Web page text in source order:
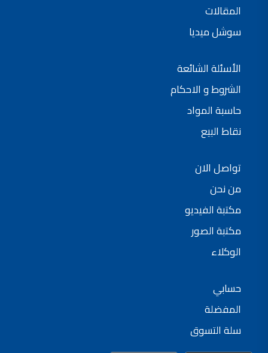
المقالات
سوشل ميديا
الأسئلة الشائعة
الشروط و الاحكام
حاسبة المواد
نقاط البيع
تواصل الان
من نحن
مكتبة الفيديو
مكتبة الصور
الوكلاء
حسابي
المفضلة
سلة التسوق